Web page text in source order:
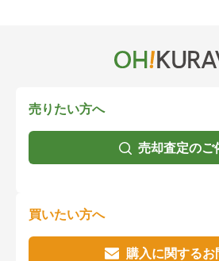
売りたい方へ
売却査定のご
買いたい方へ
購入に関するお